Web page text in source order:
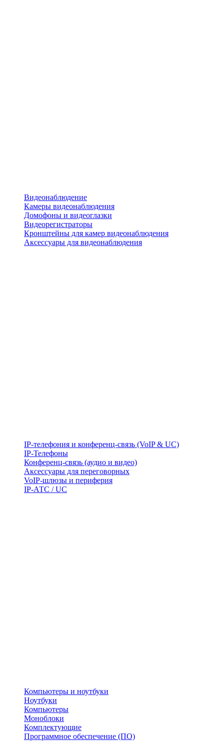
Видеонаблюдение
Камеры видеонаблюдения
Домофоны и видеоглазки
Видеорегистраторы
Кронштейны для камер видеонаблюдения
Аксессуары для видеонаблюдения
IP-телефония и конференц-связь (VoIP & UC)
IP-Телефоны
Конференц-связь (аудио и видео)
Аксессуары для переговорных
VoIP-шлюзы и периферия
IP-АТС / UC
Компьютеры и ноутбуки
Ноутбуки
Компьютеры
Моноблоки
Комплектующие
Программное обеспечение (ПО)